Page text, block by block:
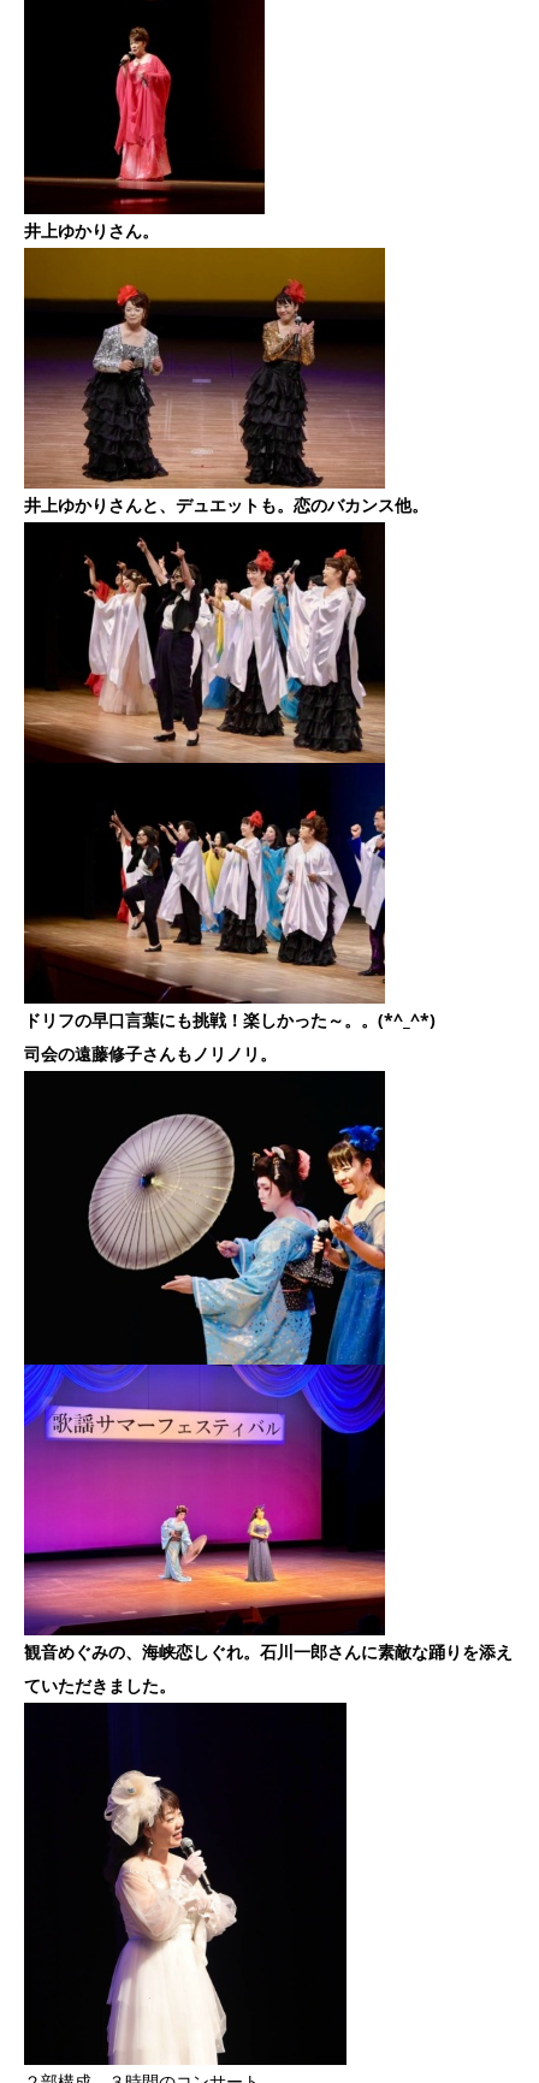
井上ゆかりさん。
井上ゆかりさんと、デュエットも。恋のバカンス他。
ドリフの早口言葉にも挑戦！楽しかった～。。(*^_^*)
司会の遠藤修子さんもノリノリ。
観音めぐみの、海峡恋しぐれ。石川一郎さんに素敵な踊りを添え
ていただきました。